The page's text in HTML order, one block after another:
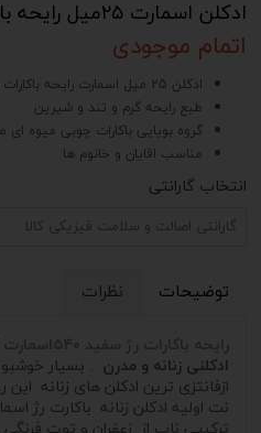
ادکلن اسمارت ۲۵میل رایحه باکارات رژ
اتمام موجودی
ادکلن 25 میل اسمارت رایحه باکارات رژ 540
طبع رایحه گرم و تند و شیرین
گروه بویایی باکارات چوبی میوه ای
مناسب اقایان و خانوم ها
انتخاب گارانتی
گارانتی اصالت و سلامت فیزیکی کالا
توضیحات نظرات
ادکلنی زنانه و مدرن . بسیار
ازفانتزی ترین ادکلن های زنانه این
نت اولیه ادکلن زنانه باکارت رژ